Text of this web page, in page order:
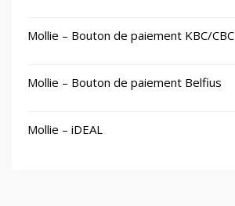
Mollie – Bouton de paiement KBC/CBC
Mollie – Bouton de paiement Belfius
Mollie – iDEAL